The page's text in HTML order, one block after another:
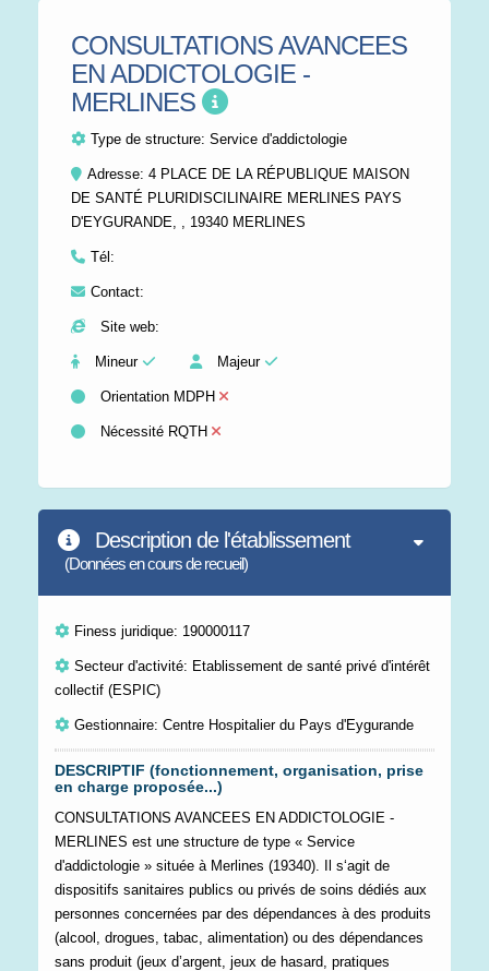
CONSULTATIONS AVANCEES
EN ADDICTOLOGIE -
MERLINES
Type de structure: Service d'addictologie
Adresse: 4 PLACE DE LA RÉPUBLIQUE MAISON
DE SANTÉ PLURIDISCILINAIRE MERLINES PAYS
D'EYGURANDE, , 19340 MERLINES
Tél:
Contact:
Site web:
Mineur Majeur
Orientation MDPH
Nécessité RQTH
Description de l'établissement
(Données en cours de recueil)
Finess juridique: 190000117
Secteur d'activité: Etablissement de santé privé d'intérêt
collectif (ESPIC)
Gestionnaire: Centre Hospitalier du Pays d'Eygurande
DESCRIPTIF (fonctionnement, organisation, prise
en charge proposée...)
CONSULTATIONS AVANCEES EN ADDICTOLOGIE -
MERLINES est une structure de type « Service
d'addictologie » située à Merlines (19340). Il s‘agit de
dispositifs sanitaires publics ou privés de soins dédiés aux
personnes concernées par des dépendances à des produits
(alcool, drogues, tabac, alimentation) ou des dépendances
sans produit (jeux d’argent, jeux de hasard, pratiques